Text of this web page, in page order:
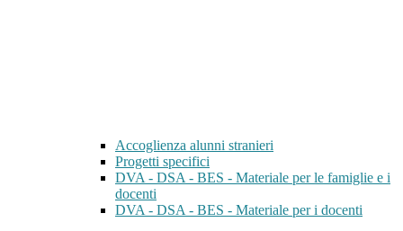
Accoglienza alunni stranieri
Progetti specifici
DVA - DSA - BES - Materiale per le famiglie e i
docenti
DVA - DSA - BES - Materiale per i docenti